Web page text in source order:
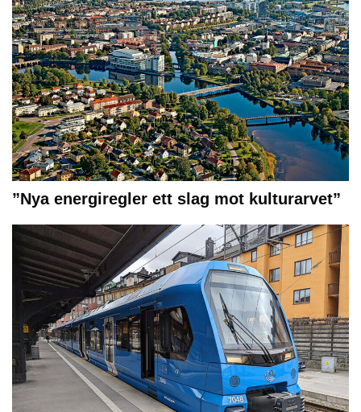
”Nya energiregler ett slag mot kulturarvet”